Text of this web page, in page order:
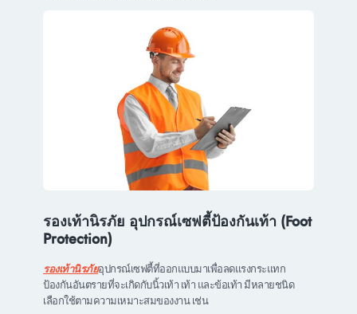
รองเท้านิรภัย อุปกรณ์เซฟตี้ป้องกันเท้า (Foot
Protection)
รองเท้านิรภัยอุปกรณ์เซฟตี้ที่ออกแบบมาเพื่อลดแรงกระแทก
ป้องกันอันตรายที่จะเกิดกับนิ้วเท้า เท้า และข้อเท้า มีหลายชนิด
เลือกใช้ตามความเหมาะสมของงาน เช่น